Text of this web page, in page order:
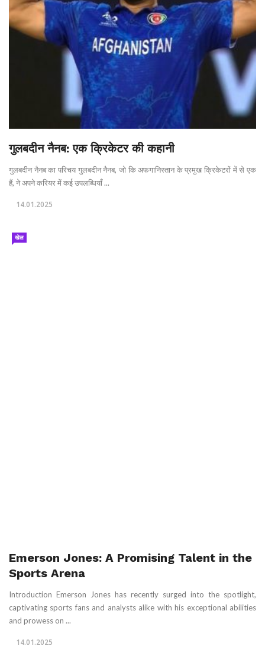
गुलबदीन नैनब: एक क्रिकेटर की कहानी
गुलबदीन नैनब का परिचय गुलबदीन नैनब, जो कि अफगानिस्तान के प्रमुख क्रिकेटरों में से एक
हैं, ने अपने करियर में कई उपलब्धियाँ ...
14.01.2025
खेल
Emerson Jones: A Promising Talent in the
Sports Arena
Introduction Emerson Jones has recently surged into the spotlight,
captivating sports fans and analysts alike with his exceptional abilities
and prowess on ...
14.01.2025